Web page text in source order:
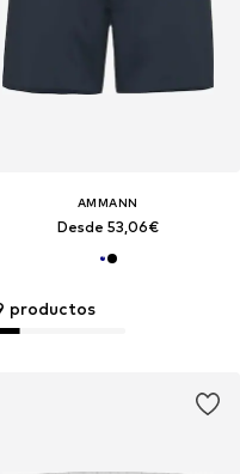
productos
AMMANN
Desde 53,06€